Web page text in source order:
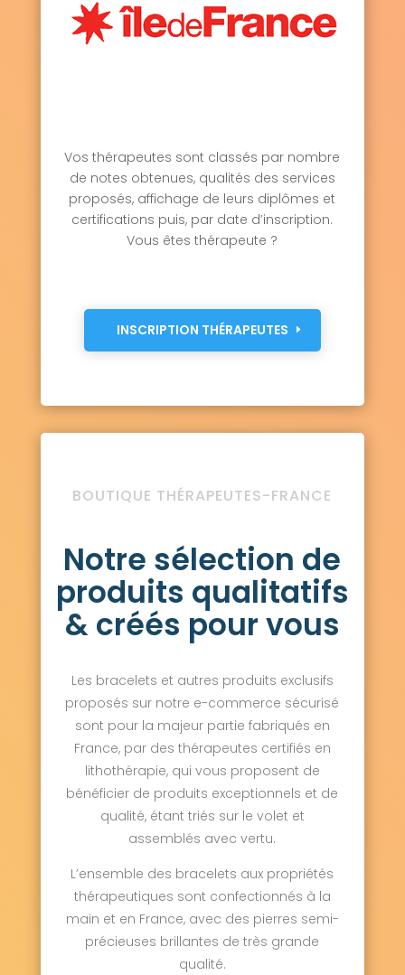
Vos thérapeutes sont classés par nombre
de notes obtenues, qualités des services
proposés, affichage de leurs diplômes et
certifications puis, par date d’inscription.
Vous êtes thérapeute ?
INSCRIPTION THÉRAPEUTES
BOUTIQUE THÉRAPEUTES-FRANCE
Notre sélection de
produits qualitatifs
& créés pour vous
Les bracelets et autres produits exclusifs
proposés sur notre e-commerce sécurisé
sont pour la majeur partie fabriqués en
France, par des thérapeutes certifiés en
lithothérapie, qui vous proposent de
bénéficier de produits exceptionnels et de
qualité, étant triés sur le volet et
assemblés avec vertu.
L’ensemble des bracelets aux propriétés
thérapeutiques sont confectionnés à la
main et en France, avec des pierres semi-
précieuses brillantes de très grande
qualité.